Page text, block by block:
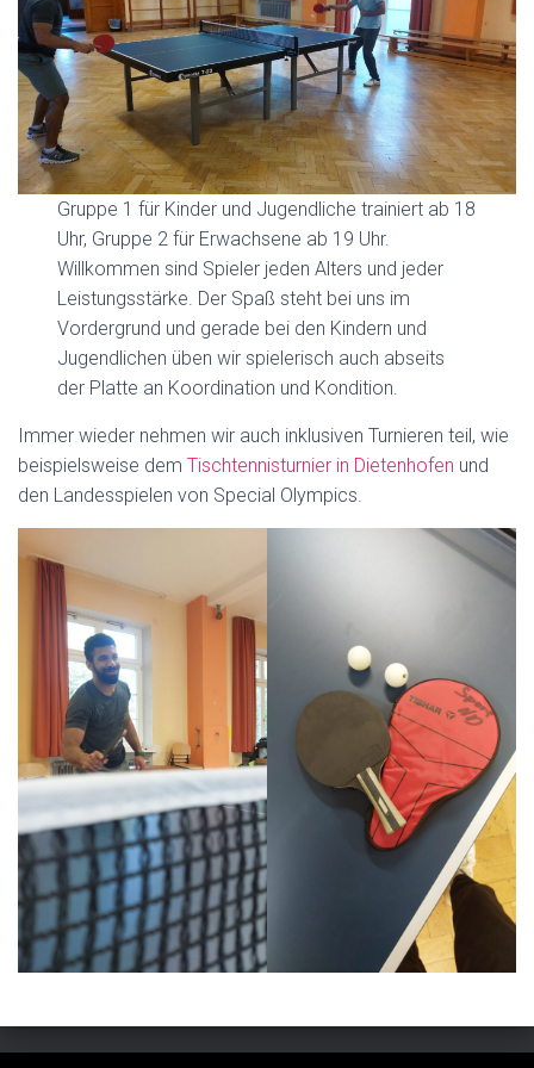
Gruppe 1 für Kinder und Jugendliche trainiert ab 18
Uhr, Gruppe 2 für Erwachsene ab 19 Uhr.
Willkommen sind Spieler jeden Alters und jeder
Leistungsstärke. Der Spaß steht bei uns im
Vordergrund und gerade bei den Kindern und
Jugendlichen üben wir spielerisch auch abseits
der Platte an Koordination und Kondition.
Immer wieder nehmen wir auch inklusiven Turnieren teil, wie
beispielsweise dem Tischtennisturnier in Dietenhofen und
den Landesspielen von Special Olympics.